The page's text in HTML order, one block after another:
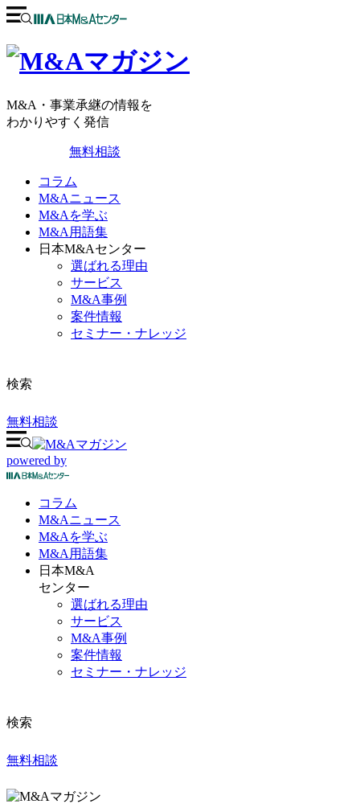
M&A・事業承継の情報を
わかりやすく発信
無料相談
コラム
M&Aニュース
M&Aを学ぶ
M&A用語集
日本M&Aセンター
選ばれる理由
サービス
M&A事例
案件情報
セミナー・ナレッジ
検索
無料相談
powered by
コラム
M&Aニュース
M&Aを学ぶ
M&A 用語集
日本M&A
センター
選ばれる理由
サービス
M&A事例
案件情報
セミナー・ナレッジ
検索
無料相談